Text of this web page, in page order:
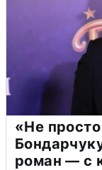
«Не
роман — с